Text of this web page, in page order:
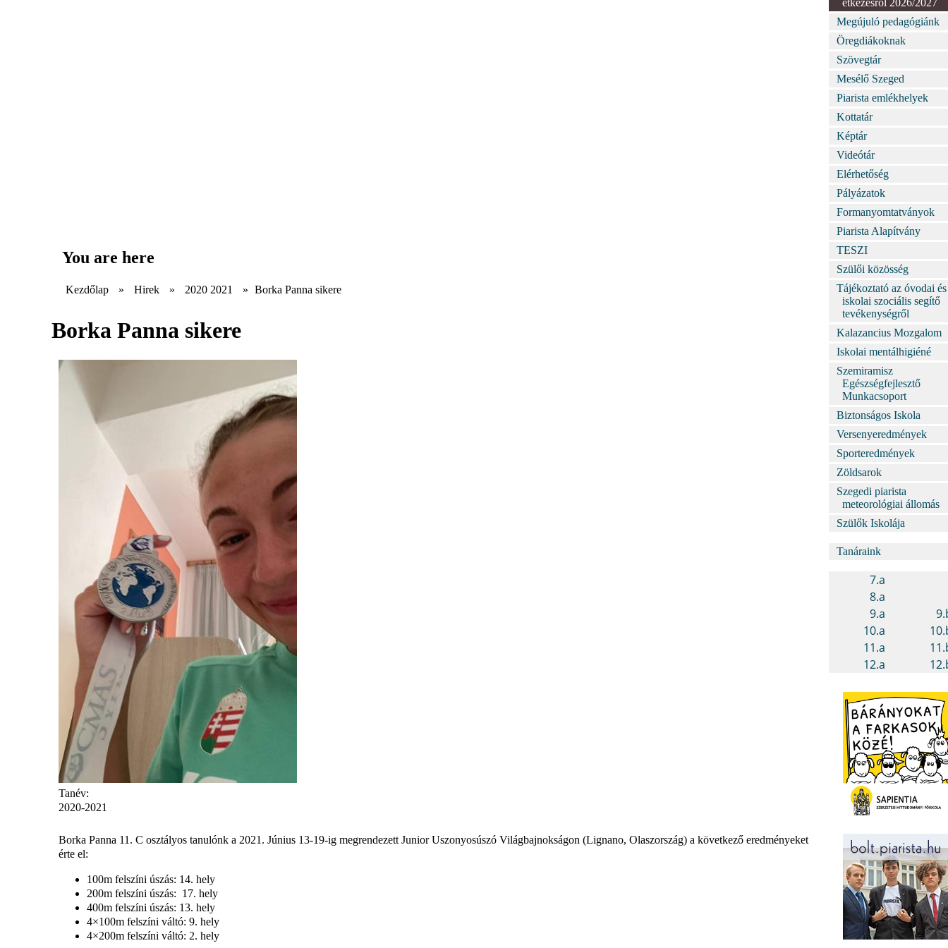
You are here
Kezdőlap » Hirek » 2020 2021 » Borka Panna sikere
Borka Panna sikere
Tanév:
2020-2021
Borka Panna 11. C osztályos tanulónk a 2021. Június 13-19-ig megrendezett Junior Uszonyosúszó Világbajnokságon (Lignano, Olaszország) a következő eredményeket
érte el:
100m felszíni úszás: 14. hely
200m felszíni úszás: 17. hely
400m felszíni úszás: 13. hely
4×100m felszíni váltó: 9. hely
4×200m felszíni váltó: 2. hely
étkezésről 2026/2027
Megújuló pedagógiánk
Öregdiákoknak
Szövegtár
Mesélő Szeged
Piarista emlékhelyek
Kottatár
Képtár
Videótár
Elérhetőség
Pályázatok
Formanyomtatványok
Piarista Alapítvány
TESZI
Szülői közösség
Tájékoztató az óvodai és
iskolai szociális segítő
tevékenységről
Kalazancius Mozgalom
Iskolai mentálhigiéné
Szemiramisz
Egészségfejlesztő
Munkacsoport
Biztonságos Iskola
Versenyeredmények
Sporteredmények
Zöldsarok
Szegedi piarista
meteorológiai állomás
Szülők Iskolája
Tanáraink